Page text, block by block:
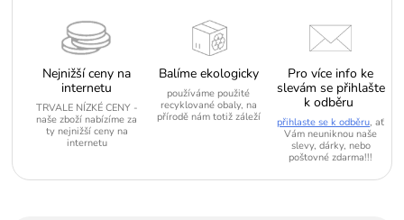
Nejnižší ceny na
internetu
TRVALE NÍZKÉ CENY -
naše zboží nabízíme za
ty nejnižší ceny na
internetu
Balíme ekologicky
používáme použité
recyklované obaly, na
přírodě nám totiž záleží
Pro více info ke
slevám se přihlašte
k odběru
přihlaste se k odběru, ať
Vám neuniknou naše
slevy, dárky, nebo
poštovné zdarma!!!